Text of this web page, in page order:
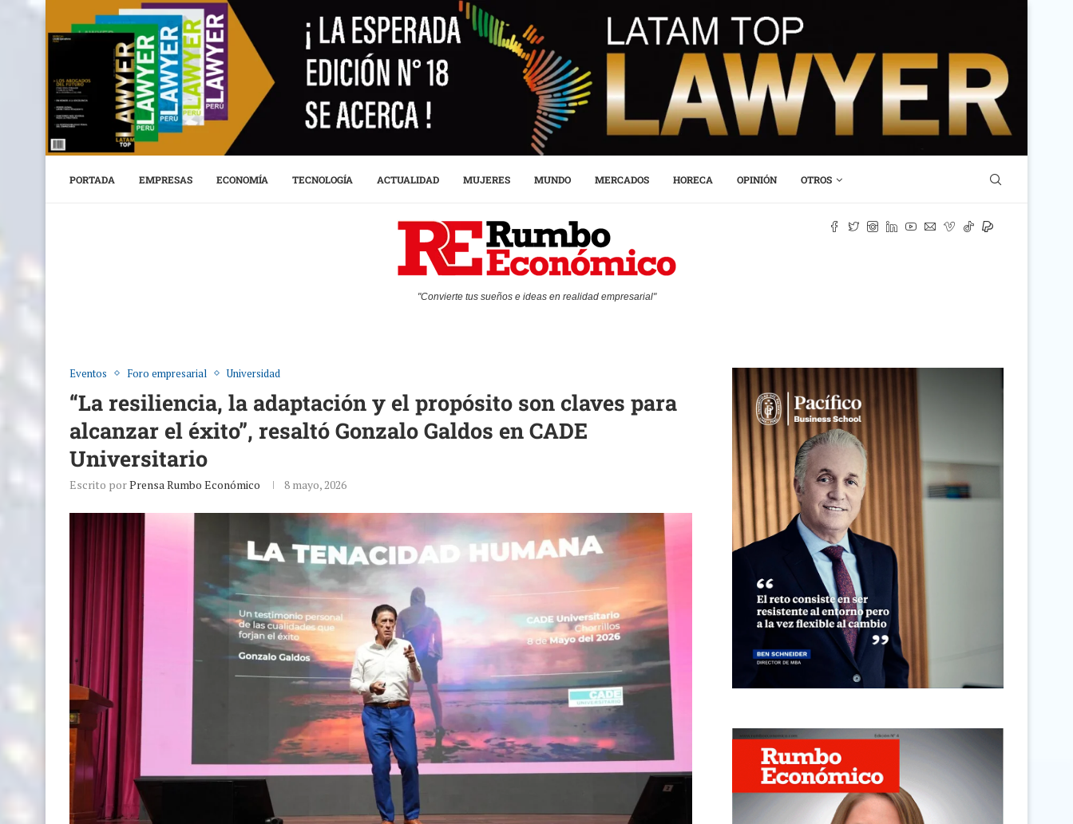
PORTADA EMPRESAS ECONOMÍA TECNOLOGÍA ACTUALIDAD MUJERES MUNDO MERCADOS HORECA OPINIÓN OTROS
"Convierte tus sueños e ideas en realidad empresarial"
Eventos Foro empresarial Universidad
“La resiliencia, la adaptación y el propósito son claves para
alcanzar el éxito”, resaltó Gonzalo Galdos en CADE
Universitario
Escrito porPrensa Rumbo Económico 8 mayo, 2026